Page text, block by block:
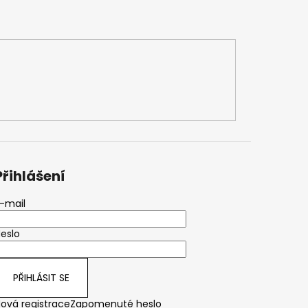
mail
PŘIHLÁSIT SE
registraceZapomenuté heslo